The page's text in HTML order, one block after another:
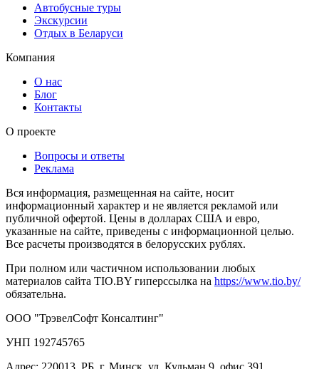
Автобусные туры
Экскурсии
Отдых в Беларуси
Компания
О нас
Блог
Контакты
О проекте
Вопросы и ответы
Реклама
Вся информация, размещенная на сайте, носит
информационный характер и не является рекламой или
публичной офертой. Цены в долларах США и евро,
указанные на сайте, приведены с информационной целью.
Все расчеты производятся в белорусских рублях.
При полном или частичном использовании любых
материалов сайта TIO.BY гиперссылка на https://www.tio.by/
обязательна.
ООО "ТрэвелСофт Консалтинг"
УНП 192745765
Адрес: 220013, РБ, г. Минск, ул. Кульман 9, офис 391